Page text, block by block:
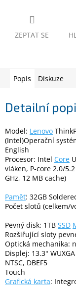
zahrada
notebooky
Elektronika
Domácnost
Black
Friday
VÝPRODEJ
Akční
zboží
TONERY
A
ZEPTAT SE
Popis Diskuze
Detailní
Model: Lenovo
(Intel)Operační
English
Procesor: Intel Core
vláken, P-core 2.0/
GHz, 12 MB cache)
Paměť: 32GB
Počet slotů (celkem/
Pevný disk: 1TB SSD
Rozšiřující sloty
Optická mechanika:
Displej: 13.3"
NTSC, DBEF5
Touch
Grafická karta: